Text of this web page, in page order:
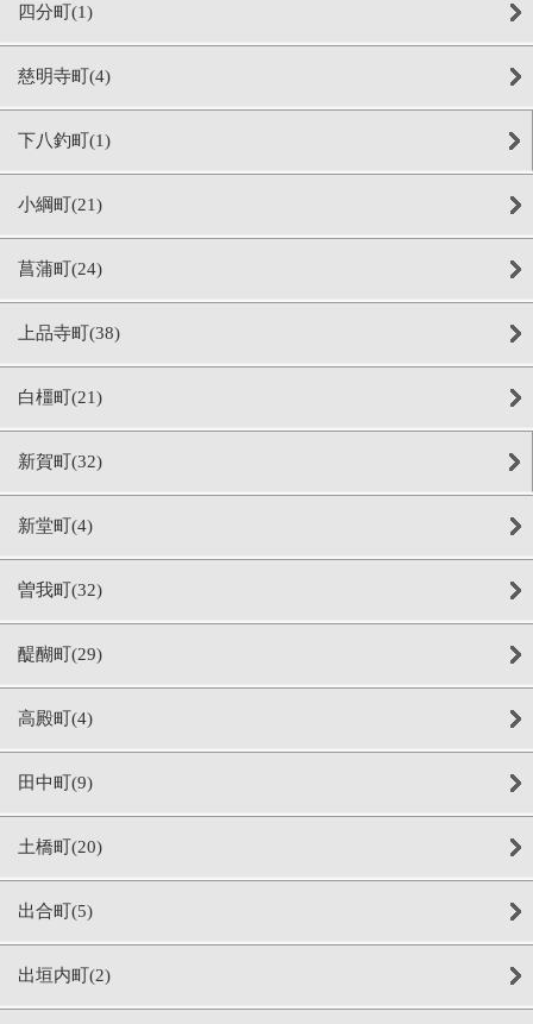
四分町(1)
慈明寺町(4)
下八釣町(1)
小綱町(21)
菖蒲町(24)
上品寺町(38)
白橿町(21)
新賀町(32)
新堂町(4)
曽我町(32)
醍醐町(29)
高殿町(4)
田中町(9)
土橋町(20)
出合町(5)
出垣内町(2)